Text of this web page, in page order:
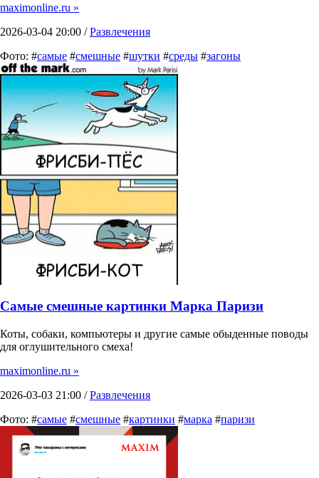
maximonline.ru »
2026-03-04 20:00 /Развлечения
Фото: #самые #смешные #шутки #среды #загоны
Самые смешные картинки Марка Паризи
Коты, собаки, компьютеры и другие самые обыденные поводы
для оглушительного смеха!
maximonline.ru »
2026-03-03 21:00 /Развлечения
Фото: #самые #смешные #картинки #марка #паризи